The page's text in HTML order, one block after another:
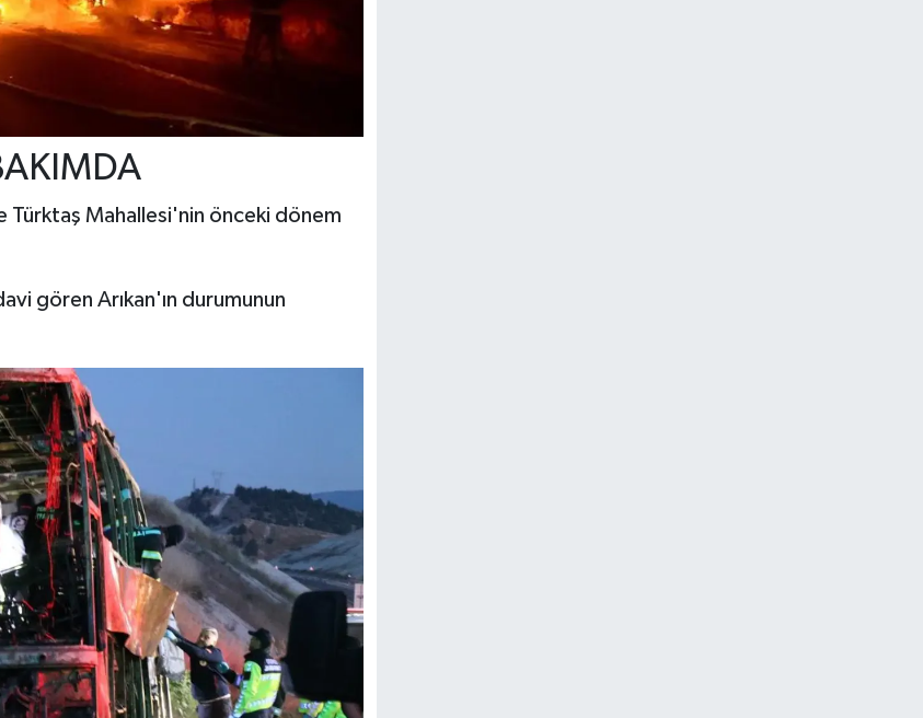
Türktaş Mahallesi'nin önceki dönem
gören Arıkan'ın durumunun